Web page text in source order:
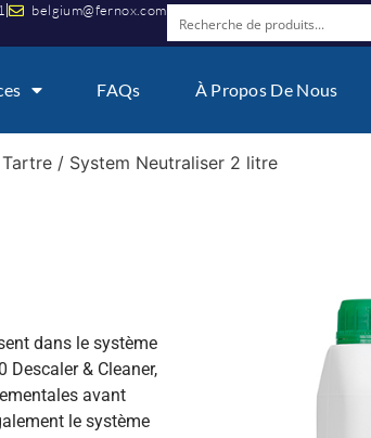
belgium@fernox.com
FAQs À Propos De Nous
/ System Neutraliser 2 litre
dans le système
Descaler & Cleaner,
avant
le système